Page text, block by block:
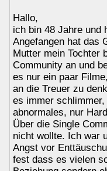
Hallo,
ich bin 48 Jahre und
Angefangen hat das
Mutter mein Tochter
Community an und
es nur ein paar
an die Treuer zu
es immer
abnormales, nur
Über die Single
nicht wollte. Ich war
Angst vor
fest dass es vielen